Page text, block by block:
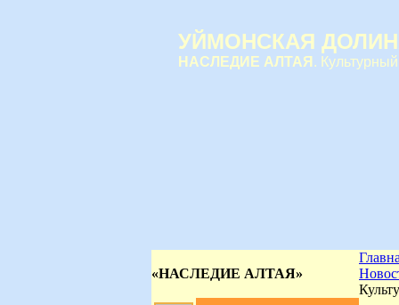
УЙМОНСКАЯ
НАСЛЕДИЕ АЛТАЯ .
«НАСЛЕДИЕ АЛТАЯ»